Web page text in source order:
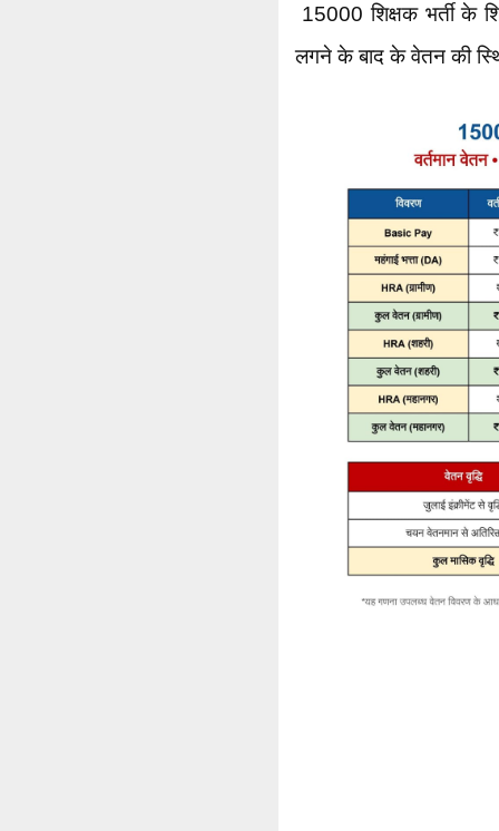
15000 शिक्षक भर्ती के
लगने के बाद के वेतन की